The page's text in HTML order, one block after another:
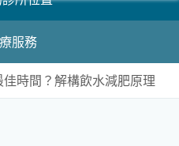
服務
佳時間？解構飲水減肥原理